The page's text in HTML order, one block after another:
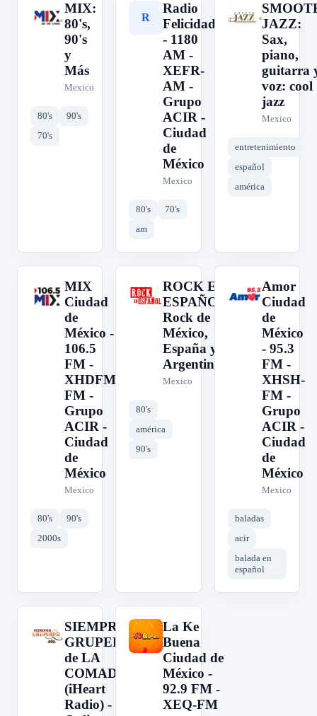
M
MIX:
80's,
90's
y
Más
Mexico
80's
90's
70's
R
Radio
Felicidad
- 1180
AM -
XEFR-
AM -
Grupo
ACIR -
Ciudad
de
México
Mexico
80's
70's
am
S
JAZZ:
Sax,
piano,
guitarra
voz: cool
jazz
Mexico
entretenimiento
español
américa
M
MIX
Ciudad
de
México -
106.5
FM -
XHDFM-
FM -
Grupo
ACIR -
Ciudad
de
México
Mexico
80's
90's
2000s
R
ROCK EN
ESPAÑOL:
Rock de
México,
España y
Argentina
Mexico
80's
américa
90's
A
Amor
Ciudad
de
México
- 95.3
FM -
XHSH-
FM -
Grupo
ACIR -
Ciudad
de
México
Mexico
baladas
acir
balada en
español
S
SIEMPRE
GRUPEROS
de LA
COMADRE
(iHeart
Radio) -
L
La Ke
Buena
Ciudad de
México -
92.9 FM -
XEQ-FM